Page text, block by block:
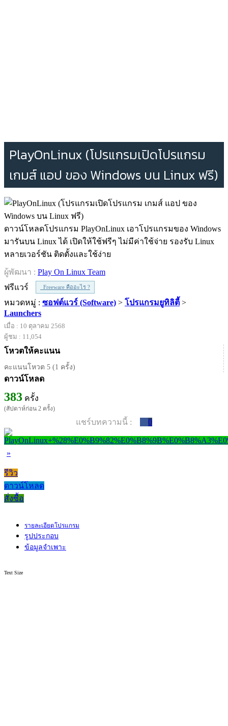
PlayOnLinux (โปรแกรมเปิดโปรแกรม
เกมส์ แอป ของ Windows บน Linux ฟรี)
ดาวน์โหลดโปรแกรม PlayOnLinux เอาโปรแกรมของ Windows
มารันบน Linux ได้ เปิดให้ใช้ฟรีๆ ไม่มีค่าใช้จ่าย รองรับ Linux
หลายเวอร์ชัน ติดตั้งและใช้ง่าย
ผู้พัฒนา : Play On Linux Team
ฟรีแวร์
Freeware คืออะไร ?
หมวดหมู่ : ซอฟต์แวร์ (Software) > โปรแกรมยูทิลิตี้ >
Launchers
เมื่อ : 10 ตุลาคม 2568
ผู้ชม : 11,054
โหวตให้คะแนน
คะแนนโหวต 5 (1 ครั้ง)
ดาวน์โหลด
383 ครั้ง
(สัปดาห์ก่อน 2 ครั้ง)
แชร์บทความนี้ : 0
»
รีวิว
ดาวน์โหลด
สั่งซื้อ
รายละเอียดโปรแกรม
รูปประกอบ
ข้อมูลจำเพาะ
Text Size